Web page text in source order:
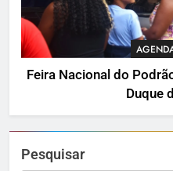
Feira Nacional do
Duque
Pesquisar